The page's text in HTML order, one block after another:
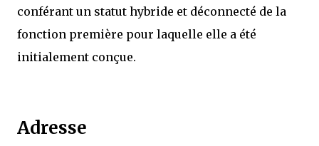
conférant un statut hybride et déconnecté de la
fonction première pour laquelle elle a été
initialement conçue.
Adresse